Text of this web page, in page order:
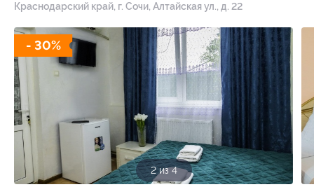
Краснодарский край, г. Сочи, Алтайская ул., д. 22
- 30%
2 из 4